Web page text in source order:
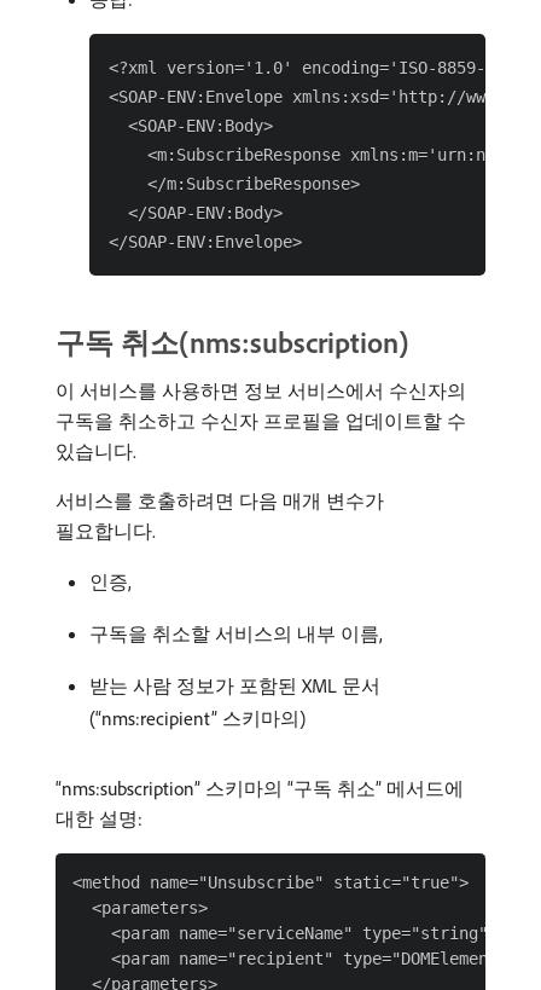
<?xml version='1.0' encoding='ISO-8859-1'?>
<SOAP-ENV:Envelope xmlns:xsd='http://
  <SOAP-ENV:Body>
<m:SubscribeResponse
    </m:SubscribeResponse>
  </SOAP-ENV:Body>
구독 취소(nms:subscription)
이 서비스를 사용하면 정보 서비스에서 수신자의
구독을 취소하고 수신자 프로필을 업데이트할 수
있습니다.
서비스를 호출하려면 다음 매개 변수가
필요합니다.
인증,
구독을 취소할 서비스의 내부 이름,
받는 사람 정보가 포함된 XML 문서
(“nms:recipient” 스키마의)
“nms:subscription” 스키마의 “구독 취소” 메서드에
대한 설명:
<method name="Unsubscribe" static="true">
  <parameters>
<param name="serviceName" type="string"
<param name="recipient" type="DOMElement"
  </parameters>